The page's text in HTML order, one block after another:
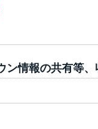
ン情報の共有等